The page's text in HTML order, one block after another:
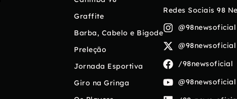
Graffite
Barba, Cabelo e Bigode
Preleção
Jornada Esportiva
Giro na Gringa
Redes Sociais 98
@98newsoficial
@98newsoficial
/98newsoficial
@98newsoficial